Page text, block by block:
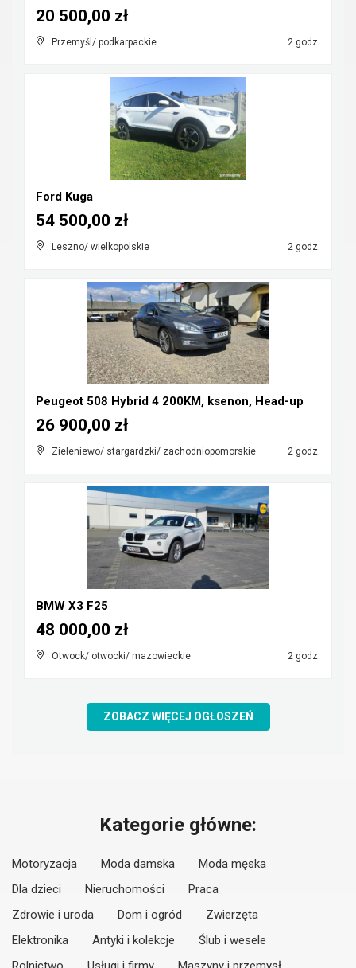
Przemyśl/ podkarpackie 2 godz.
20 500,00 zł
Ford Kuga
Leszno/ wielkopolskie 2 godz.
54 500,00 zł
Peugeot 508 Hybrid 4 200KM, ksenon, Head-up
Zieleniewo/ stargardzki/ zachodniopomorskie 2 godz.
26 900,00 zł
BMW X3 F25
Otwock/ otwocki/ mazowieckie 2 godz.
48 000,00 zł
ZOBACZ WIĘCEJ OGŁOSZEŃ
Kategorie główne:
Motoryzacja Moda damska
Moda męska
Dla dzieci
Nieruchomości
Praca
Zdrowie i uroda
Dom i ogród
Zwierzęta
Elektronika
Antyki i kolekcje
Ślub i wesele